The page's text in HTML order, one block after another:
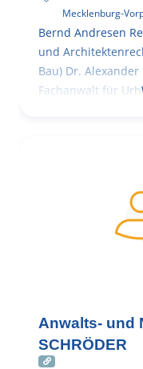
Mecklenburg-
Bernd Andresen
und
Bau) Dr.
Fachanwalt für
Anwalts- und
SCHRÖDER